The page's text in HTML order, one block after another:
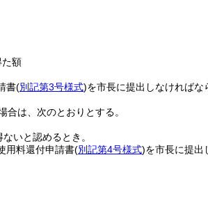
額
書(別記第3号様式)を市長に提出しなければな
は、次のとおりとする。
いと認めるとき。
用料還付申請書(別記第4号様式)を市長に提出